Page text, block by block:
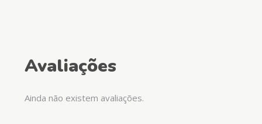
Avaliações
Ainda não existem avaliações.